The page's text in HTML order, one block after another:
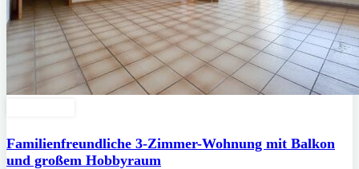
Familienfreundliche 3-Zimmer-Wohnung mit Balkon
und großem Hobbyraum